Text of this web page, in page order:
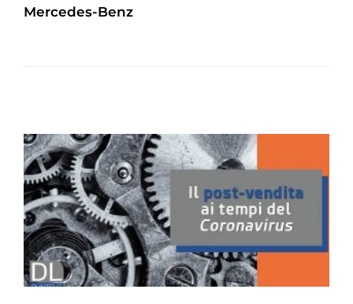
Mercedes-Benz